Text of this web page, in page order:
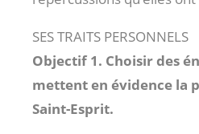
SES TRAITS PERSONNELS
Objectif 1. Choisir des
mettent en évidence la
Saint-Esprit.